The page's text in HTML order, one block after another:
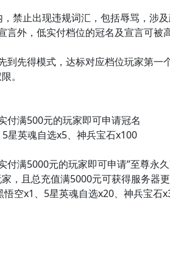
禁止出现违规词汇，包括辱骂，涉
言外， 低实付档位的冠名及宣言可被
到先得模式，达标对应档位玩家第一
。
付满500元的玩家即可申请冠名
星英魂自选x5、神兵宝石x100
付满5000元的玩家即可申请”至尊永
，且总充值满5000元可获得服务器
悟空x1、5星英魂自选x20、神兵宝石